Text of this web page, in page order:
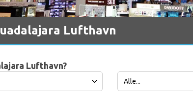
Lufthavn
Lufthavn?